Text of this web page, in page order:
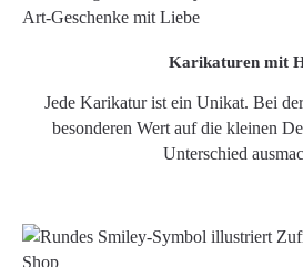
Karikaturen mit
Jede Karikatur ist ein Unikat. Bei
besonderen Wert auf die kleinen
Unterschied